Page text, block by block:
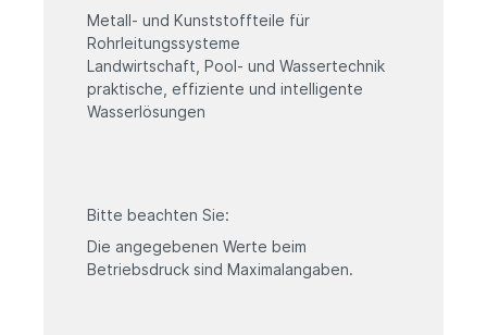
Metall- und Kunststoffteile für
Rohrleitungssysteme
Landwirtschaft, Pool- und Wassertechnik
praktische, effiziente und intelligente
Wasserlösungen
Bitte beachten Sie:
Die angegebenen Werte beim
Betriebsdruck sind Maximalangaben.